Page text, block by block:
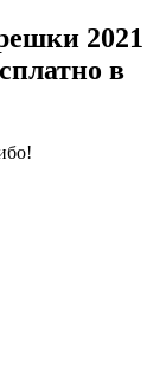
2021
в